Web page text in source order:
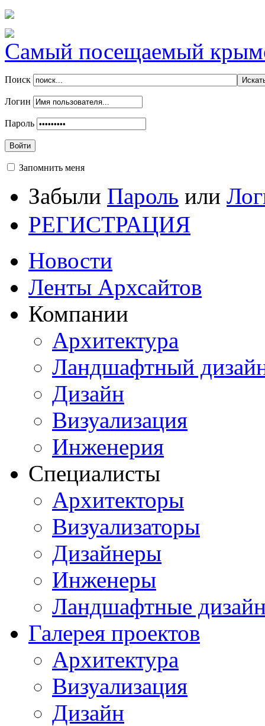
Самый посещаемый
Поиск
Логин
Пароль
Войти
Запомнить меня
Забыли Пароль или
РЕГИСТРАЦИЯ
Новости
Ленты Архсайтов
Компании
Архитектура
Ландшафтный
Дизайн
Визуализация
Инженерия
Специалисты
Архитекторы
Визуализаторы
Дизайнеры
Инженеры
Ландшафтные
Галерея проектов
Архитектура
Визуализация
Дизайн